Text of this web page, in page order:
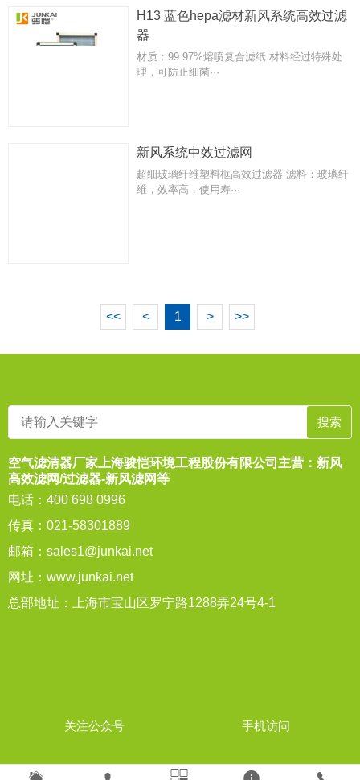
H13 蓝色hepa滤材新风系统高效过滤
器
材质：99.97%熔喷复合滤纸 材料经过特殊处
理，可防止细菌···
新风系统中效过滤网
超细玻璃纤维塑料框高效过滤器 滤料：玻璃纤
维，效率高，使用寿···
<< < 1 > >>
空气滤清器厂家上海骏恺环境工程股份有限公司主营：新风
高效滤网/过滤器-新风滤网等
电话：400 698 0996
传真：021-58301889
邮箱： sales1@junkai.net
网址： www.junkai.net
总部地址：上海市宝山区罗宁路1288弄24号4-1
关注公众号 手机访问